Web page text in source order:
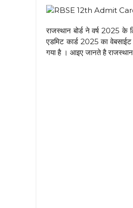
राजस्थान बोर्ड ने वर्ष 2025 के
एडमिट कार्ड 2025 का
गया है । आइए जानते है